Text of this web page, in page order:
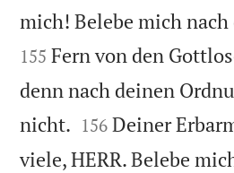
mich! Belebe mich nach
155 Fern von den
denn nach deinen
nicht. 

156 Deiner
viele, HERR. Belebe